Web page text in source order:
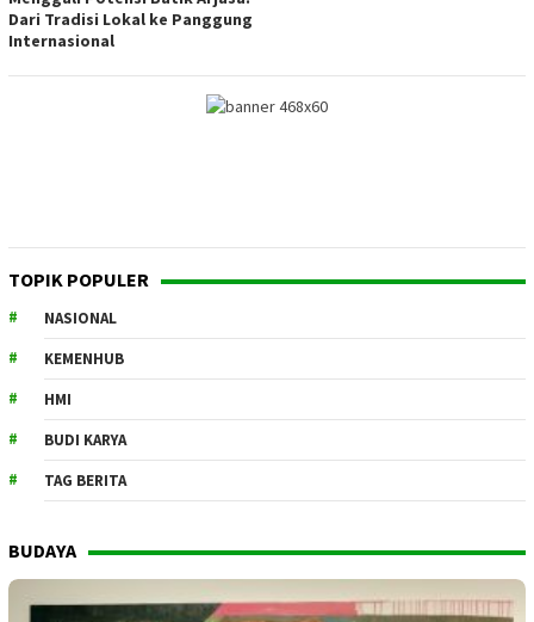
Dari Tradisi Lokal ke Panggung
Internasional
TOPIK POPULER
NASIONAL
KEMENHUB
HMI
BUDI KARYA
TAG BERITA
BUDAYA